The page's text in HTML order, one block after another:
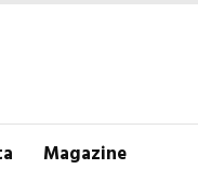
Magazine